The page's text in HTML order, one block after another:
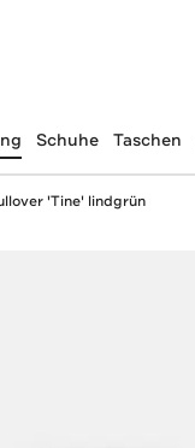
Schuhe Taschen
'Tine' lindgrün